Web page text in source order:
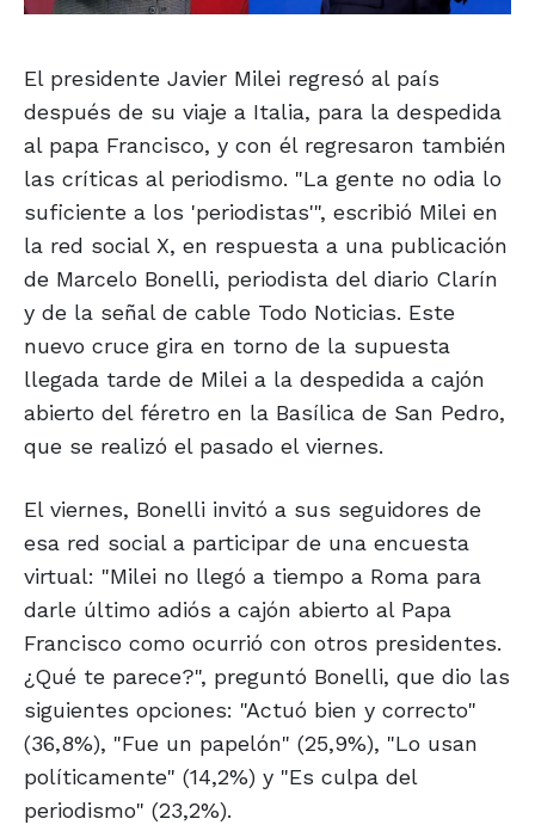
El presidente Javier Milei regresó al país
después de su viaje a Italia, para la despedida
al papa Francisco, y con él regresaron también
las críticas al periodismo. "La gente no odia lo
suficiente a los 'periodistas'", escribió Milei en
la red social X, en respuesta a una publicación
de Marcelo Bonelli, periodista del diario Clarín
y de la señal de cable Todo Noticias. Este
nuevo cruce gira en torno de la supuesta
llegada tarde de Milei a la despedida a cajón
abierto del féretro en la Basílica de San Pedro,
que se realizó el pasado el viernes.
El viernes, Bonelli invitó a sus seguidores de
esa red social a participar de una encuesta
virtual: "Milei no llegó a tiempo a Roma para
darle último adiós a cajón abierto al Papa
Francisco como ocurrió con otros presidentes.
¿Qué te parece?", preguntó Bonelli, que dio las
siguientes opciones: "Actuó bien y correcto"
(36,8%), "Fue un papelón" (25,9%), "Lo usan
políticamente" (14,2%) y "Es culpa del
periodismo" (23,2%).